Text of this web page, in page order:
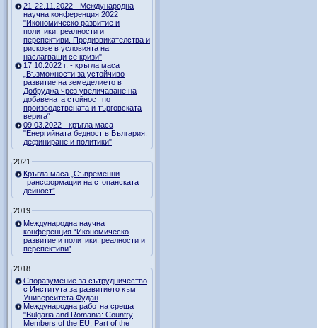
21-22.11.2022 - Международна
научна конференция 2022
"Икономическо развитие и
политики: реалности и
перспективи. Предизвикателства и
рискове в условията на
наслагващи се кризи"
17.10.2022 г. - кръгла маса
„Възможности за устойчиво
развитие на земеделието в
Добруджа чрез увеличаване на
добавената стойност по
производствената и търговската
верига“
09.03.2022 - кръгла маса
"Енергийната бедност в България:
дефиниране и политики"
2021
Кръгла маса „Съвременни
трансформации на стопанската
дейност”
2019
Международна научна
конференция “Икономическо
развитие и политики: реалности и
перспективи”
2018
Споразумение за сътрудничество
с Института за развитието към
Университета Фудан
Международна работна среща
"Bulgaria and Romania: Country
Members of the EU, Part of the